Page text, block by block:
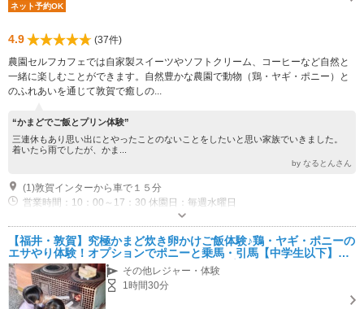
ネット予約OK
4.9
(37件)
農園セルフカフェでは自家製スイーツやソフトクリーム、コーヒーなど自然と
一緒に楽しむことができます。自然豊かな農園で動物（鶏・ヤギ・ポニー）と
のふれあいを通じて敦賀で癒しの...
“かまどでご飯とプリン体験”
三連休もあり思い出にとやったことのないことをしたいと思い家族でいきました。
着いたら雨でしたが、かま...
by なるとんさん
(1)敦賀インターから車で１５分
営業時間：10：00～17：30 休園日：毎週水曜日
【福井・敦賀】究極かまど炊き卵かけご飯体験♪鶏・ヤギ・ポニーの
エサやり体験！オプションでポニーと乗馬・引馬【中学生以下】や
かまど炊きプリンも！！ファミリー・カップルにおすすめ♪♪
その他レジャー・体験
1時間30分